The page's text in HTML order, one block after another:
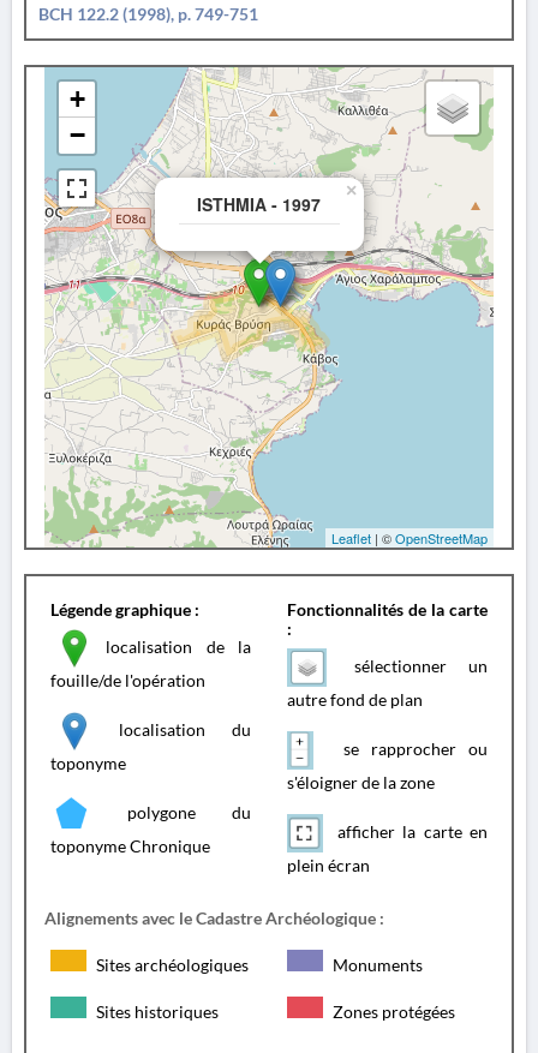
BCH 122.2 (1998), p. 749-751
ISTHMIA - 1997
×
+
−
Leaflet | ©OpenStreetMap
Légende graphique :
localisation de la
fouille/de l'opération
localisation du
toponyme
polygone du
toponyme Chronique
Fonctionnalités de la carte
:
sélectionner un
autre fond de plan
se rapprocher ou
s'éloigner de la zone
afficher la carte en
plein écran
Alignements avec le Cadastre Archéologique :
Sites archéologiques Monuments
Sites historiques Zones protégées